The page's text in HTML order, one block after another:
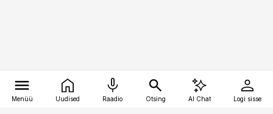
Menüü Uudised Raadio Otsing AI Chat Logi sisse